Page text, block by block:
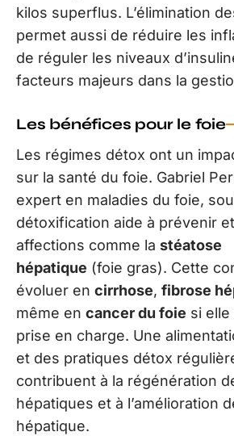
kilos superflus. L’élimination
permet aussi de réduire les
de réguler les niveaux
facteurs majeurs dans la
Les bénéfices pour le foie
Les régimes détox ont un
sur la santé du foie. Gabriel
expert en maladies du foie,
détoxification aide à prévenir
affections comme la stéatose
hépatique (foie gras). Cette
évoluer en cirrhose, fibrose
même en cancer du foie si elle
prise en charge. Une
et des pratiques détox
contribuent à la régénération
hépatiques et à l’amélioration
hépatique.